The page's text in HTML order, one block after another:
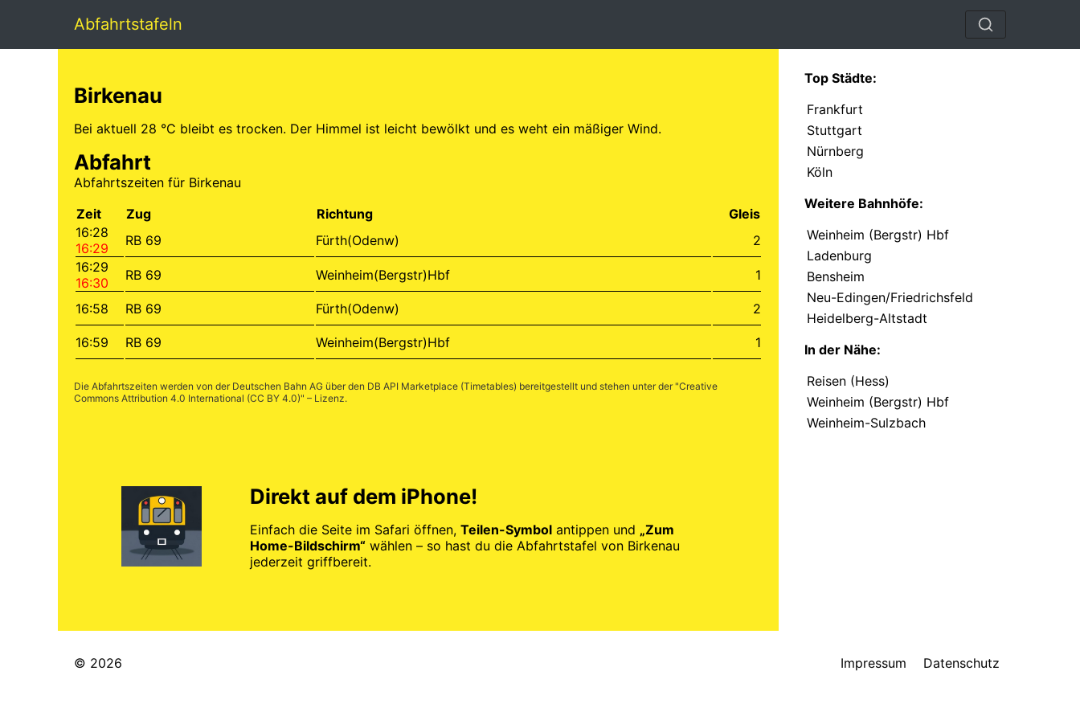
Abfahrtstafeln
Birkenau
Bei aktuell 28 °C bleibt es trocken. Der Himmel ist leicht bewölkt und es weht ein mäßiger Wind.
Abfahrt
Abfahrtszeiten für Birkenau
Zeit
Zug Richtung
Gleis
16:28
16:29
RB 69 Fürth(Odenw)
2
16:29
16:30
RB 69 Weinheim(Bergstr)Hbf 1
16:58 RB 69 Fürth(Odenw) 2
16:59 RB 69 Weinheim(Bergstr)Hbf 1
Die Abfahrtszeiten werden von der Deutschen Bahn AG über den DB API Marketplace (Timetables) bereitgestellt und stehen unter der "Creative
Commons Attribution 4.0 International (CC BY 4.0)" – Lizenz.
Direkt auf dem iPhone!
Einfach die Seite im Safari öffnen, Teilen-Symbolantippen und „Zum
Home-Bildschirm“wählen – so hast du die Abfahrtstafel von Birkenau
jederzeit griffbereit.
Top Städte:
Frankfurt
Stuttgart
Nürnberg
Köln
Weitere Bahnhöfe:
Weinheim (Bergstr) Hbf
Ladenburg
Bensheim
Neu-Edingen/Friedrichsfeld
Heidelberg-Altstadt
In der Nähe:
Reisen (Hess)
Weinheim (Bergstr) Hbf
Weinheim-Sulzbach
© 2026 Impressum Datenschutz